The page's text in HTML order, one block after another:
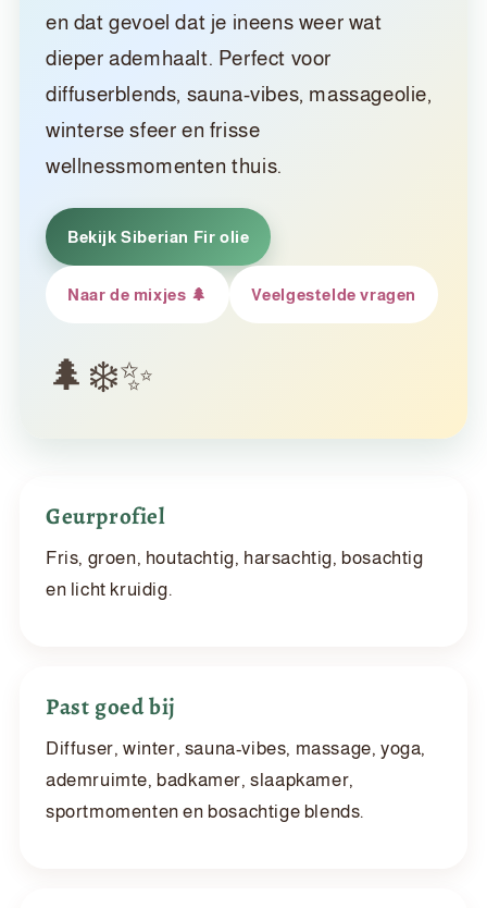
en dat gevoel dat je ineens weer wat
dieper ademhaalt. Perfect voor
diffuserblends, sauna-vibes, massageolie,
winterse sfeer en frisse
wellnessmomenten thuis.
Bekijk Siberian Fir olie
Naar de mixjes 🌲 Veelgestelde vragen
Geurprofiel
Fris, groen, houtachtig, harsachtig, bosachtig
en licht kruidig.
Past goed bij
Diffuser, winter, sauna-vibes, massage, yoga,
ademruimte, badkamer, slaapkamer,
sportmomenten en bosachtige blends.